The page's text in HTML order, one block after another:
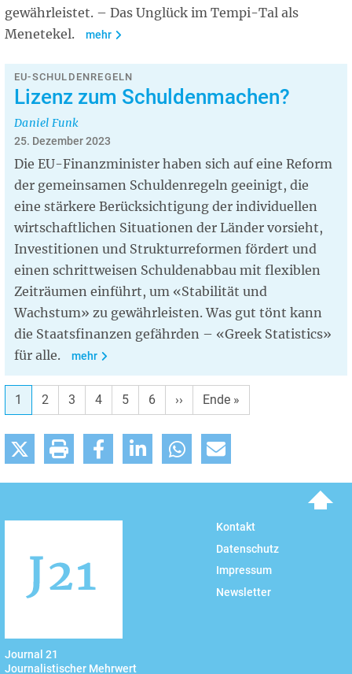
gewährleistet. – Das Unglück im Tempi-Tal als
Menetekel.
mehr
EU-SCHULDENREGELN
Lizenz zum Schuldenmachen?
Daniel Funk
25. Dezember 2023
Die EU-Finanzminister haben sich auf eine Reform
der gemeinsamen Schuldenregeln geeinigt, die
eine stärkere Berücksichtigung der individuellen
wirtschaftlichen Situationen der Länder vorsieht,
Investitionen und Strukturreformen fördert und
einen schrittweisen Schuldenabbau mit flexiblen
Zeiträumen einführt, um «Stabilität und
Wachstum» zu gewährleisten. Was gut tönt kann
die Staatsfinanzen gefährden – «Greek Statistics»
für alle.
mehr
1 2 3 4 5 6
Nächste
Seite
››
Letzte
Seite
Ende »
Journal 21
Journalistischer Mehrwert
Kontakt
Datenschutz
Impressum
Newsletter